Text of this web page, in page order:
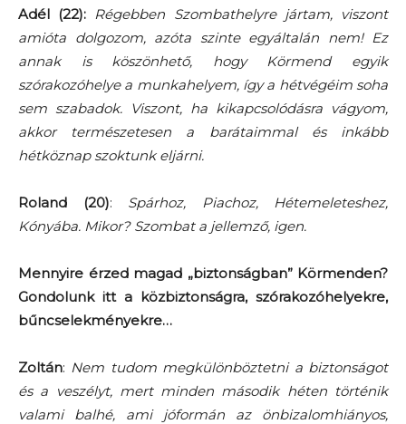
Adél (22): Régebben Szombathelyre jártam, viszont
amióta dolgozom, azóta szinte egyáltalán nem! Ez
annak is köszönhető, hogy Körmend egyik
szórakozóhelye a munkahelyem, így a hétvégéim soha
sem szabadok. Viszont, ha kikapcsolódásra vágyom,
akkor természetesen a barátaimmal és inkább
hétköznap szoktunk eljárni.
Roland (20): Spárhoz, Piachoz, Hétemeleteshez,
Kónyába. Mikor? Szombat a jellemző, igen.
Mennyire érzed magad „biztonságban” Körmenden?
Gondolunk itt a közbiztonságra, szórakozóhelyekre,
bűncselekményekre…
Zoltán: Nem tudom megkülönböztetni a biztonságot
és a veszélyt, mert minden második héten történik
valami balhé, ami jóformán az önbizalomhiányos,